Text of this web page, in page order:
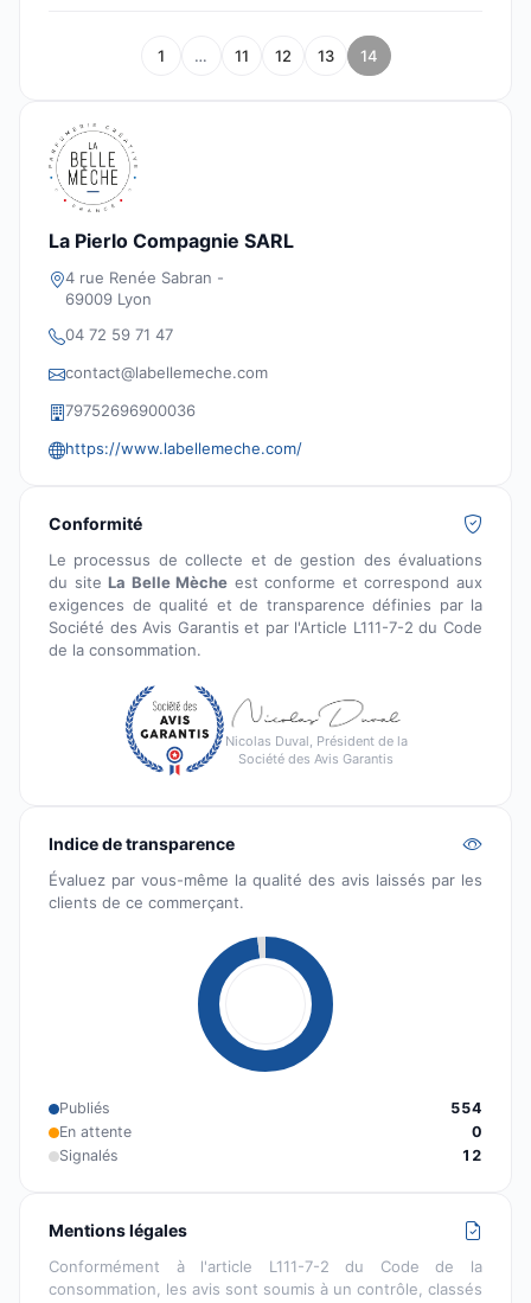
1 … 11 12 13 14
La Pierlo Compagnie SARL
4 rue Renée Sabran -
69009 Lyon
04 72 59 71 47
contact@labellemeche.com
79752696900036
https://www.labellemeche.com/
Conformité
Le processus de collecte et de gestion des évaluations
du siteLa Belle Mèche est conforme et correspond aux
exigences de qualité et de transparence définies par la
Société des Avis Garantis et par l'Article L111-7-2 du Code
de la consommation.
Nicolas Duval, Président de la
Société des Avis Garantis
Indice de transparence
Évaluez par vous-même la qualité des avis laissés par les
clients de ce commerçant.
Publiés
554
En attente
0
Signalés
12
Mentions légales
Conformément à l'article L111-7-2 du Code de la
consommation, les avis sont soumis à un contrôle, classés